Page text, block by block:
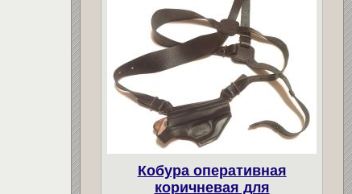
Кобура оперативная
коричневая для